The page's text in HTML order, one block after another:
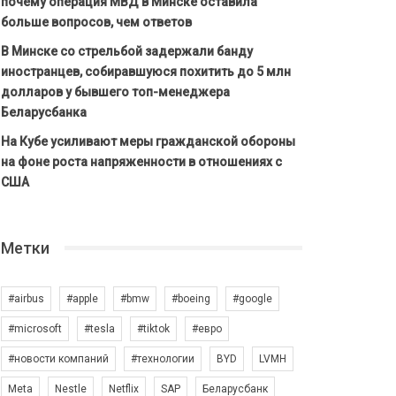
больше вопросов, чем ответов
В Минске со стрельбой задержали банду
иностранцев, собиравшуюся похитить до 5 млн
долларов у бывшего топ-менеджера
Беларусбанка
На Кубе усиливают меры гражданской обороны
на фоне роста напряженности в отношениях с
США
Метки
#airbus #apple #bmw #boeing #google
#microsoft #tesla #tiktok #евро
#новости компаний #технологии BYD LVMH
Meta Nestle Netflix SAP Беларусбанк